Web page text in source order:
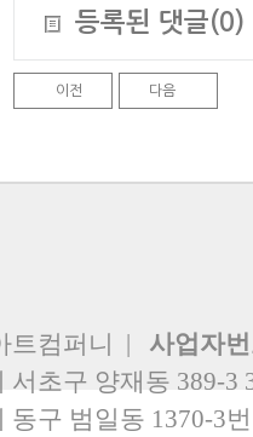
등록된 댓글(0)
이전 다음
트컴퍼니 | 사업자
초구 양재동 389-3
구 범일동 1370-3